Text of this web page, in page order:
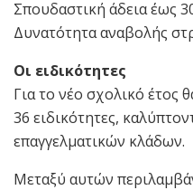
Σπουδαστική άδεια έως
Δυνατότητα αναβολής
Οι ειδικότητες
Για το νέο σχολικό έτος
36 ειδικότητες,
επαγγελματικών κλάδων.
Μεταξύ αυτών